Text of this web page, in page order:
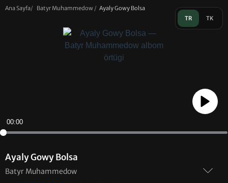
TR TK
Ana Sayfa/ Batyr Muhammedow / Ayaly Gowy Bolsa
Ayaly Gowy Bolsa
Batyr Muhammedow
Play
00:00